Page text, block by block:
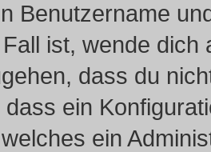
Benutzername
ist, wende dich
dass du
dass ein
ein